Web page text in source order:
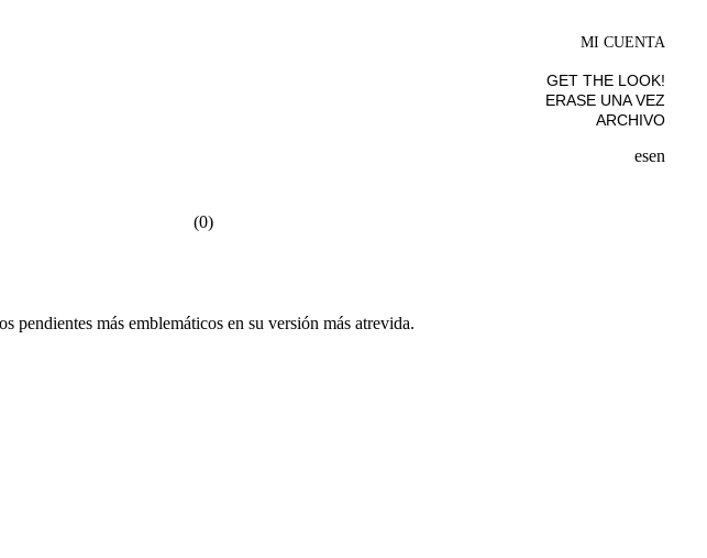
MI CUENTA
GET THE LOOK!
ERASE UNA VEZ
ARCHIVO
esen
(0)
pendientes más emblemáticos en su versión más atrevida.